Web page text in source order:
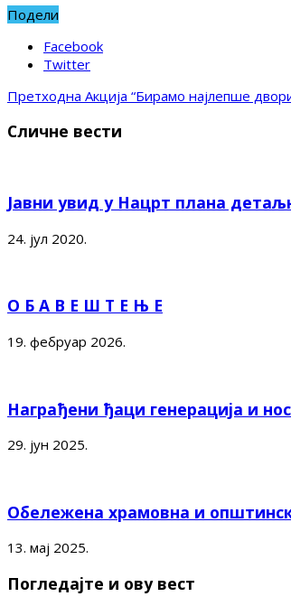
Подели
Facebook
Twitter
Претходна Акција “Бирамо најлепше
Сличне вести
Јавни увид у Нацрт плана
24. јул 2020.
О Б А В Е Ш Т Е Њ Е
19. фебруар 2026.
Награђени ђаци генерација и
29. јун 2025.
Обележена храмовна и
13. мај 2025.
Погледајте и ову вест